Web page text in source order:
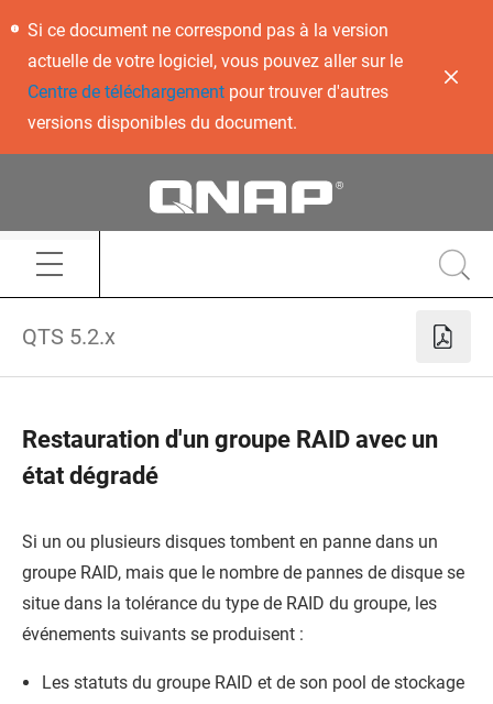
Si ce document ne correspond pas à la version
actuelle de votre logiciel, vous pouvez aller sur le
Centre de téléchargementpour trouver d'autres
versions disponibles du document.
QTS 5.2.x
Restauration d'un groupe RAID avec un
état dégradé
Si un ou plusieurs disques tombent en panne dans un
groupe RAID, mais que le nombre de pannes de disque se
situe dans la tolérance du type de RAID du groupe, les
événements suivants se produisent :
Les statuts du groupe RAID et de son pool de stockage